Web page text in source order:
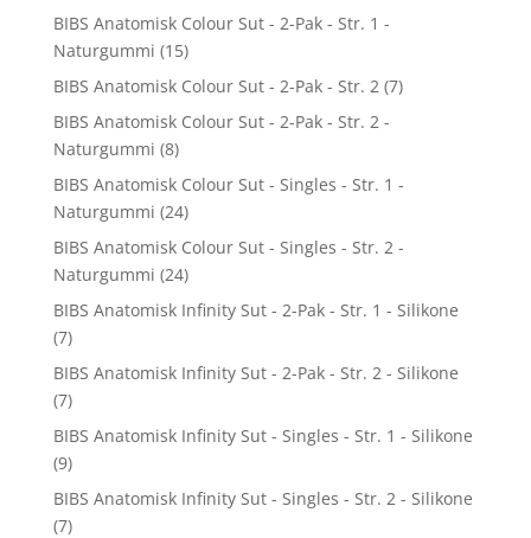
BIBS Anatomisk Colour Sut - 2-Pak - Str. 1 -
Naturgummi (15)
BIBS Anatomisk Colour Sut - 2-Pak - Str. 2 (7)
BIBS Anatomisk Colour Sut - 2-Pak - Str. 2 -
Naturgummi (8)
BIBS Anatomisk Colour Sut - Singles - Str. 1 -
Naturgummi (24)
BIBS Anatomisk Colour Sut - Singles - Str. 2 -
Naturgummi (24)
BIBS Anatomisk Infinity Sut - 2-Pak - Str. 1 - Silikone
(7)
BIBS Anatomisk Infinity Sut - 2-Pak - Str. 2 - Silikone
(7)
BIBS Anatomisk Infinity Sut - Singles - Str. 1 - Silikone
(9)
BIBS Anatomisk Infinity Sut - Singles - Str. 2 - Silikone
(7)